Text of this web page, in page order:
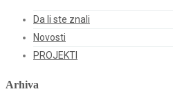
Da li ste znali
Novosti
PROJEKTI
Arhiva